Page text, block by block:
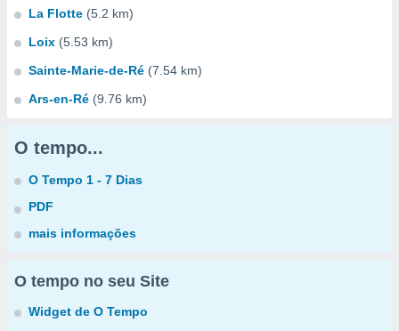
La Flotte (5.2 km)
Loix (5.53 km)
Sainte-Marie-de-Ré (7.54 km)
Ars-en-Ré (9.76 km)
O tempo...
O Tempo 1 - 7 Dias
PDF
mais informações
O tempo no seu Site
Widget de O Tempo